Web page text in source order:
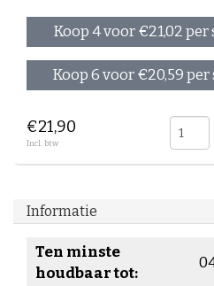
Koop 4 voor €21,02
Koop 6 voor €20,59
€21,90
Incl. btw
Informatie
Ten minste
houdbaar tot: